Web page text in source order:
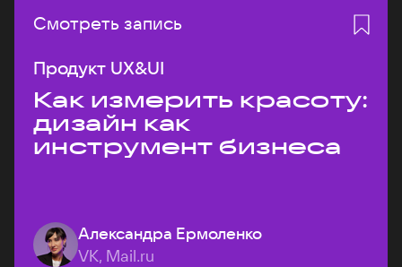
Смотреть запись
Продукт UX&UI
Как измерить красоту:
дизайн как
инструмент бизнеса
Александра Ермоленко
VK, Mail.ru